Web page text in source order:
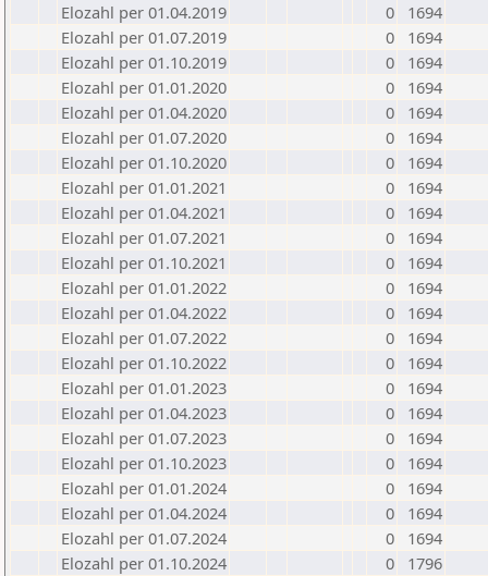
Elozahl per 01.04.2019
0
1694
Elozahl per 01.07.2019
0
1694
Elozahl per 01.10.2019
0
1694
Elozahl per 01.01.2020
0
1694
Elozahl per 01.04.2020
0
1694
Elozahl per 01.07.2020
0
1694
Elozahl per 01.10.2020
0
1694
Elozahl per 01.01.2021
0
1694
Elozahl per 01.04.2021
0
1694
Elozahl per 01.07.2021
0
1694
Elozahl per 01.10.2021
0
1694
Elozahl per 01.01.2022
0
1694
Elozahl per 01.04.2022
0
1694
Elozahl per 01.07.2022
0
1694
Elozahl per 01.10.2022
0
1694
Elozahl per 01.01.2023
0
1694
Elozahl per 01.04.2023
0
1694
Elozahl per 01.07.2023
0
1694
Elozahl per 01.10.2023
0
1694
Elozahl per 01.01.2024
0
1694
Elozahl per 01.04.2024
0
1694
Elozahl per 01.07.2024
0
1694
Elozahl per 01.10.2024
0
1796